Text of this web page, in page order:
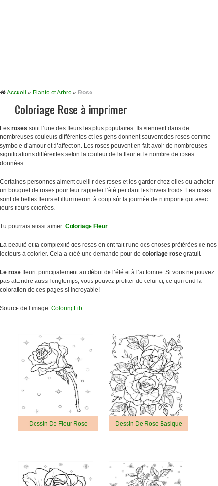
Accueil » Plante et Arbre » Rose
Coloriage Rose à imprimer
Les roses sont l’une des fleurs les plus populaires. Ils viennent dans de
nombreuses couleurs différentes et les gens donnent souvent des roses comme
symbole d’amour et d’affection. Les roses peuvent en fait avoir de nombreuses
significations différentes selon la couleur de la fleur et le nombre de roses
données.
Certaines personnes aiment cueillir des roses et les garder chez elles ou acheter
un bouquet de roses pour leur rappeler l’été pendant les hivers froids. Les roses
sont de belles fleurs et illumineront à coup sûr la journée de n’importe qui avec
leurs fleurs colorées.
Tu pourrais aussi aimer: Coloriage Fleur
La beauté et la complexité des roses en ont fait l’une des choses préférées de nos
lecteurs à colorier. Cela a créé une demande pour de coloriage rose gratuit.
Le rose fleurit principalement au début de l’été et à l’automne. Si vous ne pouvez
pas attendre aussi longtemps, vous pouvez profiter de celui-ci, ce qui rend la
coloration de ces pages si incroyable!
Source de l’image: ColoringLib
Dessin De Fleur Rose Dessin De Rose Basique